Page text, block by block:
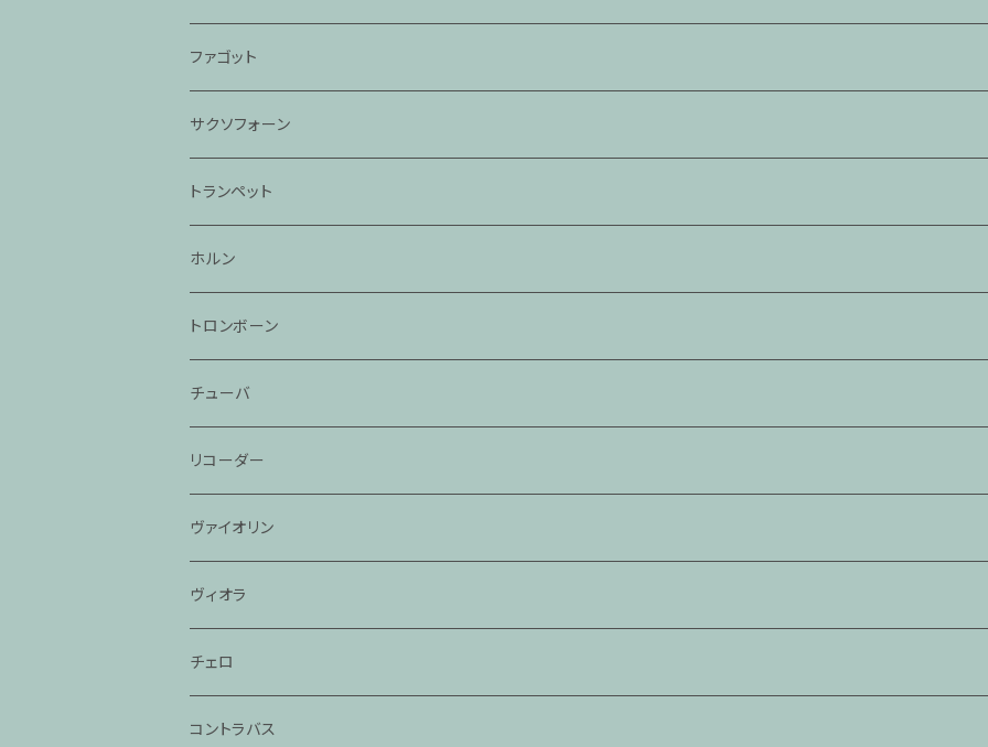
ファゴット
サクソフォーン
トランペット
ホルン
トロンボーン
チューバ
リコーダー
ヴァイオリン
ヴィオラ
チェロ
コントラバス